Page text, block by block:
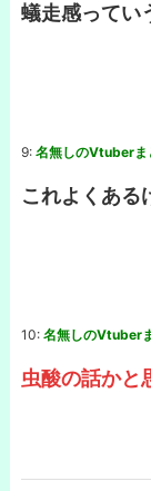
蟻走感ってい
9: 名無しのVtuberま
これよくある
10: 名無しのVtuber
虫酸の話かと